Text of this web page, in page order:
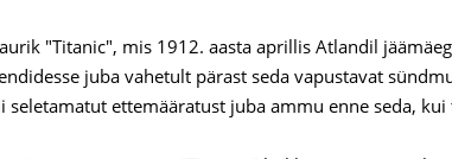
"Titanic", mis 1912. aasta aprillis Atlandil
juba vahetult pärast seda vapustavat
seletamatut ettemääratust juba ammu enne seda, kui